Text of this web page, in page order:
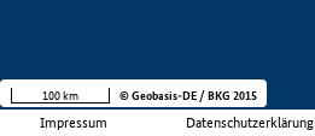
Impressum Datenschutzerklärung
100 km © Geobasis-DE / BKG 2015